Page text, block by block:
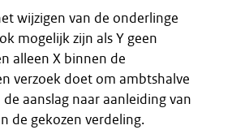
wijzigen van de onderlinge
mogelijk zijn als Y geen
alleen X binnen de
verzoek doet om ambtshalve
aanslag naar aanleiding van
de gekozen verdeling.